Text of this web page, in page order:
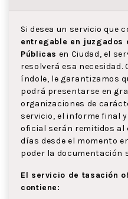
Si desea un servicio que
entregable en juzgados
Públicas en Ciudad, el
resolverá esa necesidad.
índole, le garantizamos
podrá presentarse en
organizaciones de
servicio, el informe final
oficial serán remitidos al
días desde el momento
poder la documentación
El servicio de tasación
contiene: